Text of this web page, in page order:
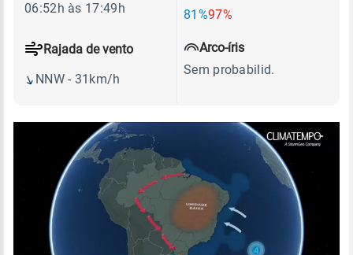
81%97%
Rajada de vento
NNW - 31km/h
06:52h às 17:49h
Arco-íris
Sem probabilid.